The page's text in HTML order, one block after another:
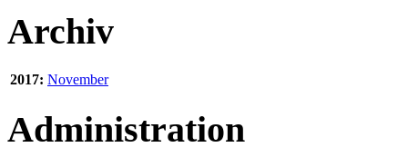
Archiv
2017: November
Administration